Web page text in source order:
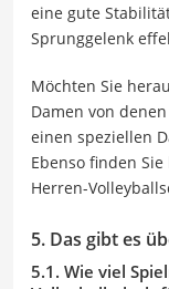
eine gute
Sprunggelenk
Möchten Sie
Damen von
einen speziellen
Ebenso finden
Herren-
5. Das gibt es
5.1. Wie viel